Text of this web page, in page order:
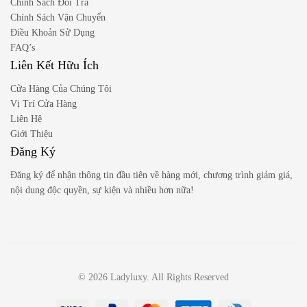
Chính Sách Đổi Trả
Chính Sách Vận Chuyển
Điều Khoản Sử Dụng
FAQ’s
Liên Kết Hữu Ích
Cửa Hàng Của Chúng Tôi
Vị Trí Cửa Hàng
Liên Hệ
Giới Thiệu
Đăng Ký
Đăng ký để nhận thông tin đầu tiên về hàng mới, chương trình giảm giá,
nội dung độc quyền, sự kiện và nhiều hơn nữa!
© 2026 Ladyluxy. All Rights Reserved